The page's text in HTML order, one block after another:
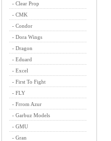
- Clear Prop
- CMK
- Condor
- Dora Wings
- Dragon
- Eduard
- Excel
- First To Fight
- FLY
- Frrom Azur
- Garbuz Models
- GMU
- Gran